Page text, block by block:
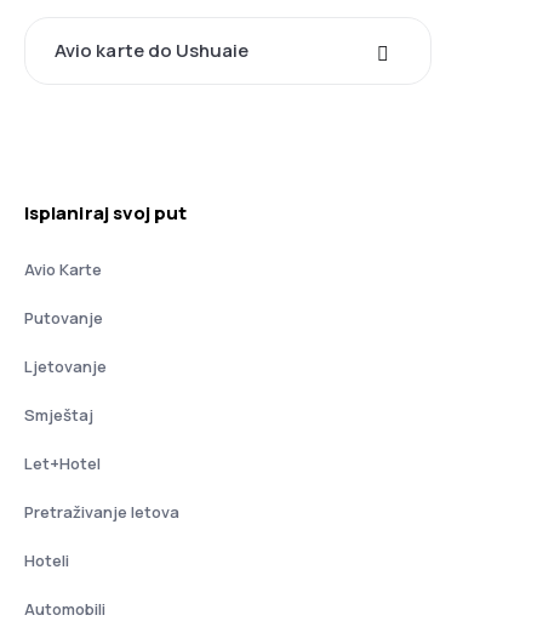
Avio karte do Ushuaie
Isplaniraj svoj put
Avio Karte
Putovanje
Ljetovanje
Smještaj
Let+Hotel
Pretraživanje letova
Hoteli
Automobili